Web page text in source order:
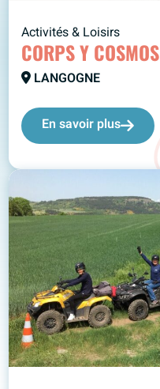
Activités & Loisirs
CORPS Y COSMOS
LANGOGNE
En savoir plus